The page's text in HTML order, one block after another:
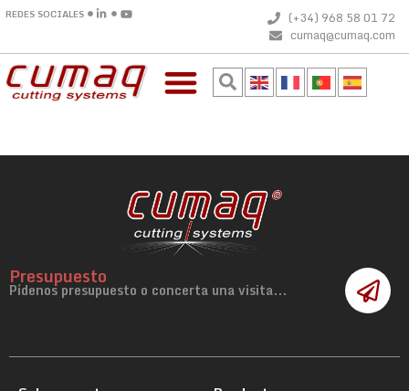
REDES SOCIALES
(+34) 968 58 01 72
cumaq@cumaq.com
Presupuesto
Pídenos presupuesto o concerta una visita...